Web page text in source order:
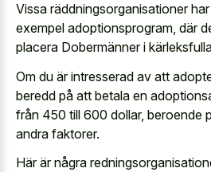
Vissa räddningsorganisationer
exempel adoptionsprogram, där
placera Dobermänner i
Om du är intresserad av att
beredd på att betala en
från 450 till 600 dollar, beroende
andra faktorer.
Här är några